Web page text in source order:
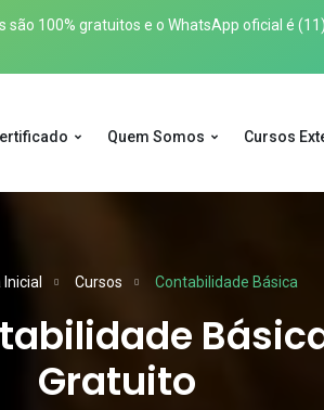
são 100% gratuitos e o WhatsApp oficial é
Quem Somos Cursos
Cursos Contabilidade Básica
Gratuito